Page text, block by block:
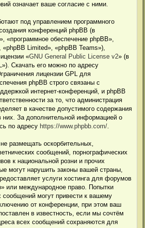
означает ваше согласие с ними.
под управлением программного
конференций phpBB (в
«программное обеспечение phpBB»,
«phpBB Limited», «phpBB Teams»),
«GNU General Public License v2» (в
Скачать его можно по адресу
лицензии GPL для
phpBB строго связаны с
интернет-конференций, и phpBB
за то, что администрация
в качестве допустимого содержания
них. За дополнительной информацией о
по адресу https://www.phpbb.com/.
размещать оскорбительных,
сообщений, порнографических
к национальной розни и прочих
могут нарушить законы вашей страны,
услуги хостинга для форумов
или международное право. Попытки
сообщений могут привести к вашему
от конференции, при этом ваш
в известность, если мы сочтём
всех сообщений сохраняются для